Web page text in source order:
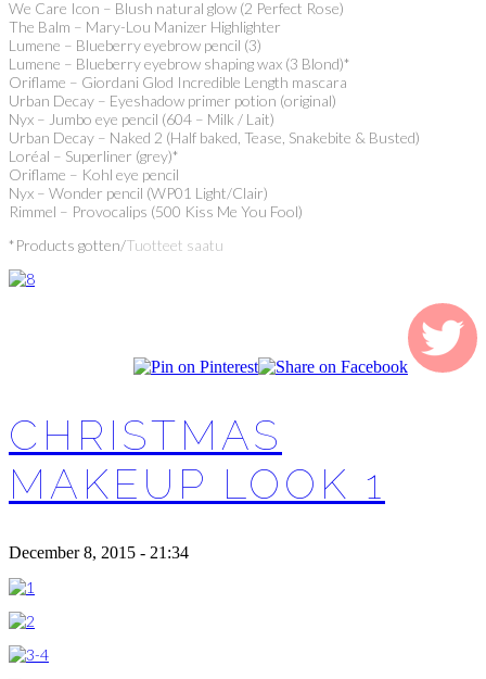
We Care Icon – Blush natural glow (2 Perfect Rose)
The Balm – Mary-Lou Manizer Highlighter
Lumene – Blueberry eyebrow pencil (3)
Lumene – Blueberry eyebrow shaping wax (3 Blond)*
Oriflame – Giordani Glod Incredible Length mascara
Urban Decay – Eyeshadow primer potion (original)
Nyx – Jumbo eye pencil (604 – Milk / Lait)
Urban Decay – Naked 2 (Half baked, Tease, Snakebite & Busted)
Loréal – Superliner (grey)*
Oriflame – Kohl eye pencil
Nyx – Wonder pencil (WP01 Light/Clair)
Rimmel – Provocalips (500 Kiss Me You Fool)
*Products gotten/Tuotteet saatu
CHRISTMAS
MAKEUP LOOK 1
December 8, 2015 - 21:34